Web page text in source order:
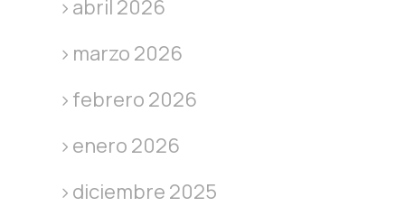
abril 2026
marzo 2026
febrero 2026
enero 2026
diciembre 2025